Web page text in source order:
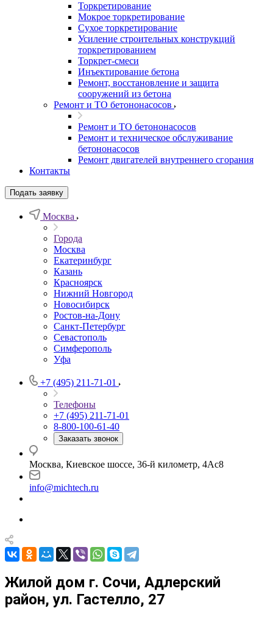
Торкретирование
Мокрое торкретирование
Сухое торкретирование
Усиление строительных конструкций
торкретированием
Торкрет-смеси
Инъектирование бетона
Ремонт, восстановление и защита
сооружений из бетона
Ремонт и ТО бетононасосов
Ремонт и ТО бетононасосов
Ремонт и техническое обслуживание
бетононасосов
Ремонт двигателей внутреннего сгорания
Контакты
Подать заявку
Москва
Города
Москва
Екатеринбург
Казань
Красноярск
Нижний Новгород
Новосибирск
Ростов-на-Дону
Санкт-Петербург
Севастополь
Симферополь
Уфа
+7 (495) 211-71-01
Телефоны
+7 (495) 211-71-01
8-800-100-61-40
Заказать звонок
Москва, Киевское шоссе, 36-й километр, 4Ас8
info@michtech.ru
Жилой дом г. Сочи, Адлерский
район, ул. Гастелло, 27